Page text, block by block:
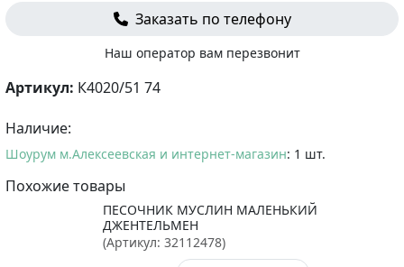
Заказать по телефону
Наш оператор вам перезвонит
Артикул: К4020/51 74
Наличие:
Шоурум м.Алексеевская и интернет-магазин: 1 шт.
Похожие товары
ПЕСОЧНИК МУСЛИН МАЛЕНЬКИЙ
ДЖЕНТЕЛЬМЕН
(Артикул: 32112478)